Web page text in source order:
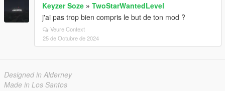
Keyzer Soze » TwoStarWantedLevel
j'ai pas trop bien compris le but de ton mod ?
Veure Context
25 de Octubre de 2024
Designed in Alderney
Made in Los Santos